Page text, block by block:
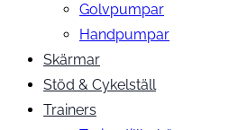
Golvpumpar
Handpumpar
Skärmar
Stöd & Cykelställ
Trainers